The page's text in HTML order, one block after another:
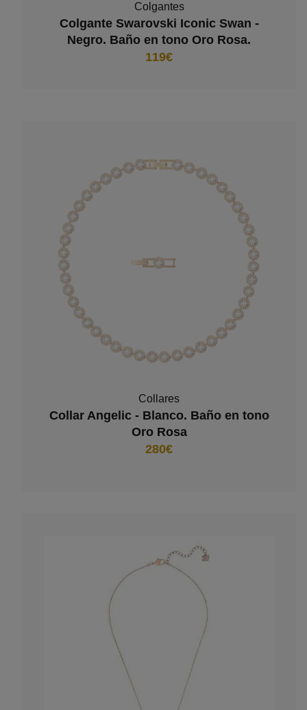
Colgantes
Colgante Swarovski Iconic Swan -
Negro. Baño en tono Oro Rosa.
119€
Collares
Collar Angelic - Blanco. Baño en tono
Oro Rosa
280€